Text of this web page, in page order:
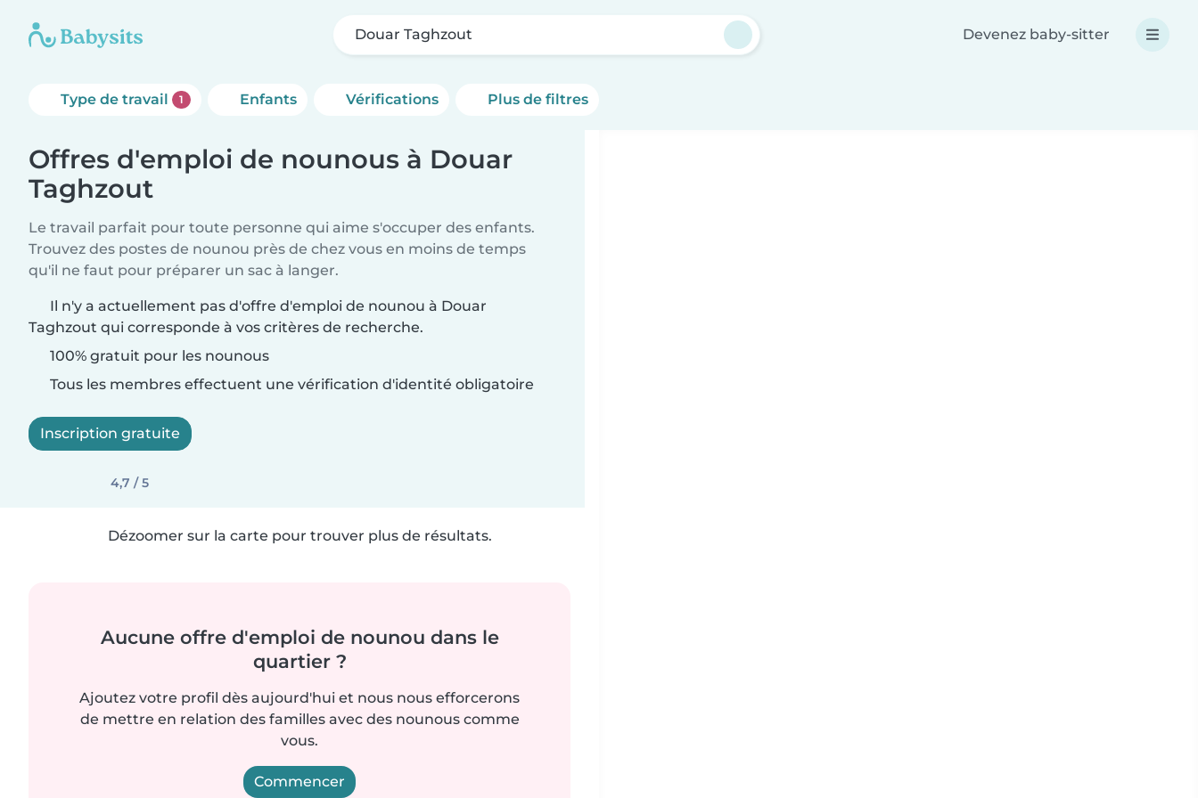
Douar Taghzout Devenez baby-sitter
Type de travail 1 Enfants Vérifications Plus de filtres
Offres d'emploi de nounous à Douar
Taghzout
Le travail parfait pour toute personne qui aime s'occuper des enfants.
Trouvez des postes de nounou près de chez vous en moins de temps
qu'il ne faut pour préparer un sac à langer.
Il n'y a actuellement pas d'offre d'emploi de nounou à Douar
Taghzout qui corresponde à vos critères de recherche.
100% gratuit pour les nounous
Tous les membres effectuent une vérification d'identité obligatoire
Inscription gratuite
4,7 / 5
Dézoomer sur la carte pour trouver plus de résultats.
Aucune offre d'emploi de nounou dans le
quartier ?
Ajoutez votre profil dès aujourd'hui et nous nous efforcerons
de mettre en relation des familles avec des nounous comme
vous.
Commencer